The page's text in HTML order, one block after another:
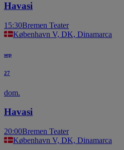
Havasi
15:30Bremen Teater
København V, DK, Dinamarca
sep
27
dom.
Havasi
20:00Bremen Teater
København V, DK, Dinamarca